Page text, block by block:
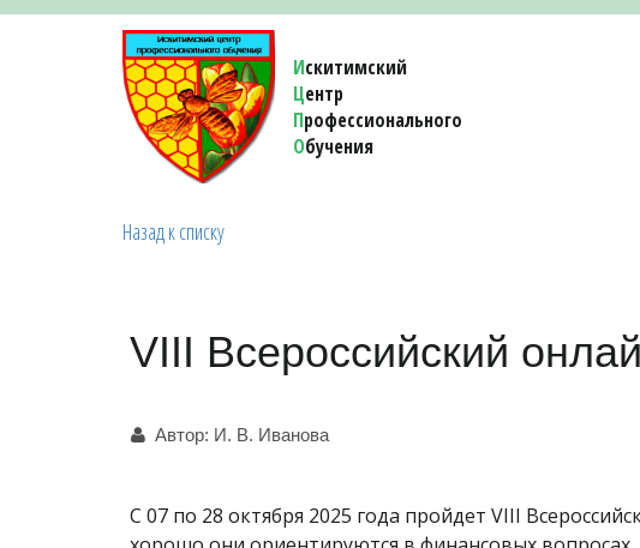
Искитимский
Центр
Профессионального
Обучения
Назад к списку
VIII Всероссийский
Автор: И. В. Иванова
С 07 по 28 октября 2025 года пройдет VIII